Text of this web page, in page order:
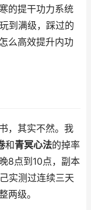
的提干功力系统
到满级，踩过的
么高效提升内功
，其实不然。我
和青冥心法的掉率
8点到10点，副本
实测过连续三天
两级。